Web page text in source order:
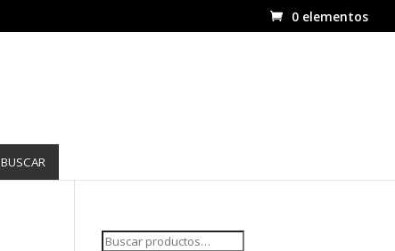
0 elementos
BUSCAR
Buscar